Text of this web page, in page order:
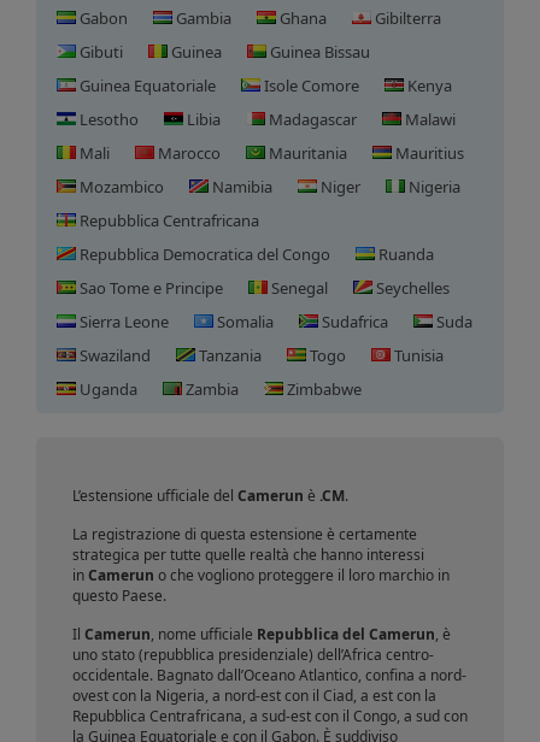
Gabon
Gambia Ghana
Gibilterra
Gibuti
Guinea
Guinea Bissau
Guinea Equatoriale
Isole Comore
Kenya
Lesotho
Libia Madagascar
Malawi
Mali
Marocco Mauritania
Mauritius
Mozambico
Namibia Niger
Nigeria
Repubblica Centrafricana
Repubblica Democratica del Congo
Ruanda
Sao Tome e Principe
Senegal
Seychelles
Sierra Leone
Somalia Sudafrica
Suda
Swaziland
Tanzania Togo
Tunisia
Uganda
Zambia Zimbabwe
Registrazione domini
Camerun
L’estensione ufficiale del Camerun è .CM.
La registrazione di questa estensione è certamente
strategica per tutte quelle realtà che hanno interessi
inCamerun o che vogliono proteggere il loro marchio in
questo Paese.
Il Camerun, nome ufficiale Repubblica del Camerun, è
uno stato (repubblica presidenziale) dell’Africa centro-
occidentale. Bagnato dall’Oceano Atlantico, confina a nord-
ovest con la Nigeria, a nord-est con il Ciad, a est con la
Repubblica Centrafricana, a sud-est con il Congo, a sud con
la Guinea Equatoriale e con il Gabon. È suddiviso